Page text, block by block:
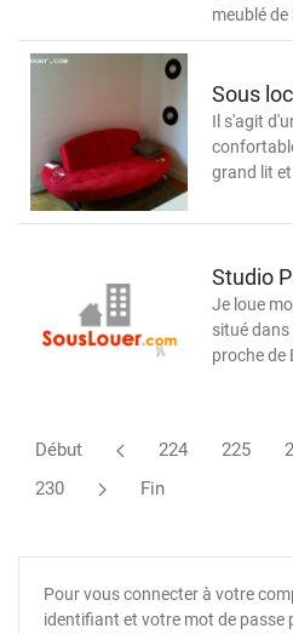
meublé
Sous
Il s'agit
grand lit
Studio
Je loue
situé dans
proche de
Début 224 225
230
Fin
Pour vous connecter à votre
identifiant et votre mot de passe